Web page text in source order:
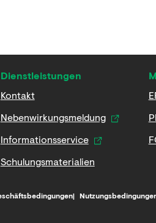
Dienstleistungen
Kontakt
Nebenwirkungsmeldung
Informationsservice
Schulungsmaterialien